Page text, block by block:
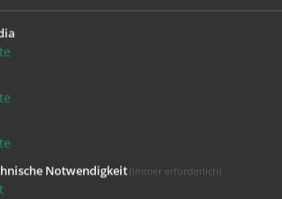
Mix aus teils witzigen, teils
und kabarettistischen
Live-Act einen Namen.
Notwendigkeit(immer erforderlich)